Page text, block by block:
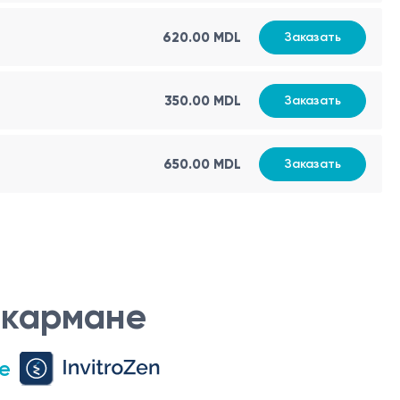
620.00 MDL Заказать
350.00 MDL Заказать
650.00 MDL Заказать